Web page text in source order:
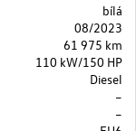
bílá
08/2023
61 975 km
110 kW/150 HP
Diesel
–
–